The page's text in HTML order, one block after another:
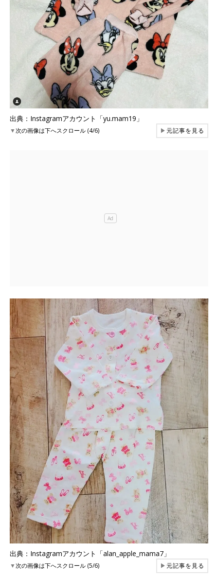
出典：Instagramアカウント「yu.mam19」
▼次の画像は下へスクロール (4/6) ▶元記事を見る
出典：Instagramアカウント「alan_apple_mama7」
▼次の画像は下へスクロール (5/6) ▶元記事を見る